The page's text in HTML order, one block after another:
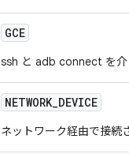
GCE
ssh と adb connect を介
NETWORK_DEVICE
ネットワーク経由で接続